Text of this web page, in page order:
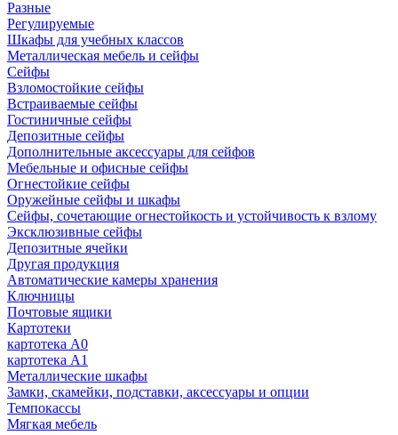
Разные
Регулируемые
Шкафы для учебных классов
Металлическая мебель и сейфы
Сейфы
Взломостойкие сейфы
Встраиваемые сейфы
Гостиничные сейфы
Депозитные сейфы
Дополнительные аксессуары для сейфов
Мебельные и офисные сейфы
Огнестойкие сейфы
Оружейные сейфы и шкафы
Сейфы, сочетающие огнестойкость и устойчивость к взлому
Эксклюзивные сейфы
Депозитные ячейки
Другая продукция
Автоматические камеры хранения
Ключницы
Почтовые ящики
Картотеки
картотека А0
картотека А1
Металлические шкафы
Замки, скамейки, подставки, аксессуары и опции
Темпокассы
Мягкая мебель